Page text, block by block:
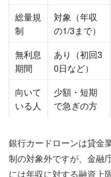
総量規
制
対象（年収
の1/3まで）
無利息
期間
あり（初回3
0日など）
向いて
いる人
少額・短期
で急ぎの方
銀行カードローンは貸金
制の対象外ですが、金融
には年収に対する融資上